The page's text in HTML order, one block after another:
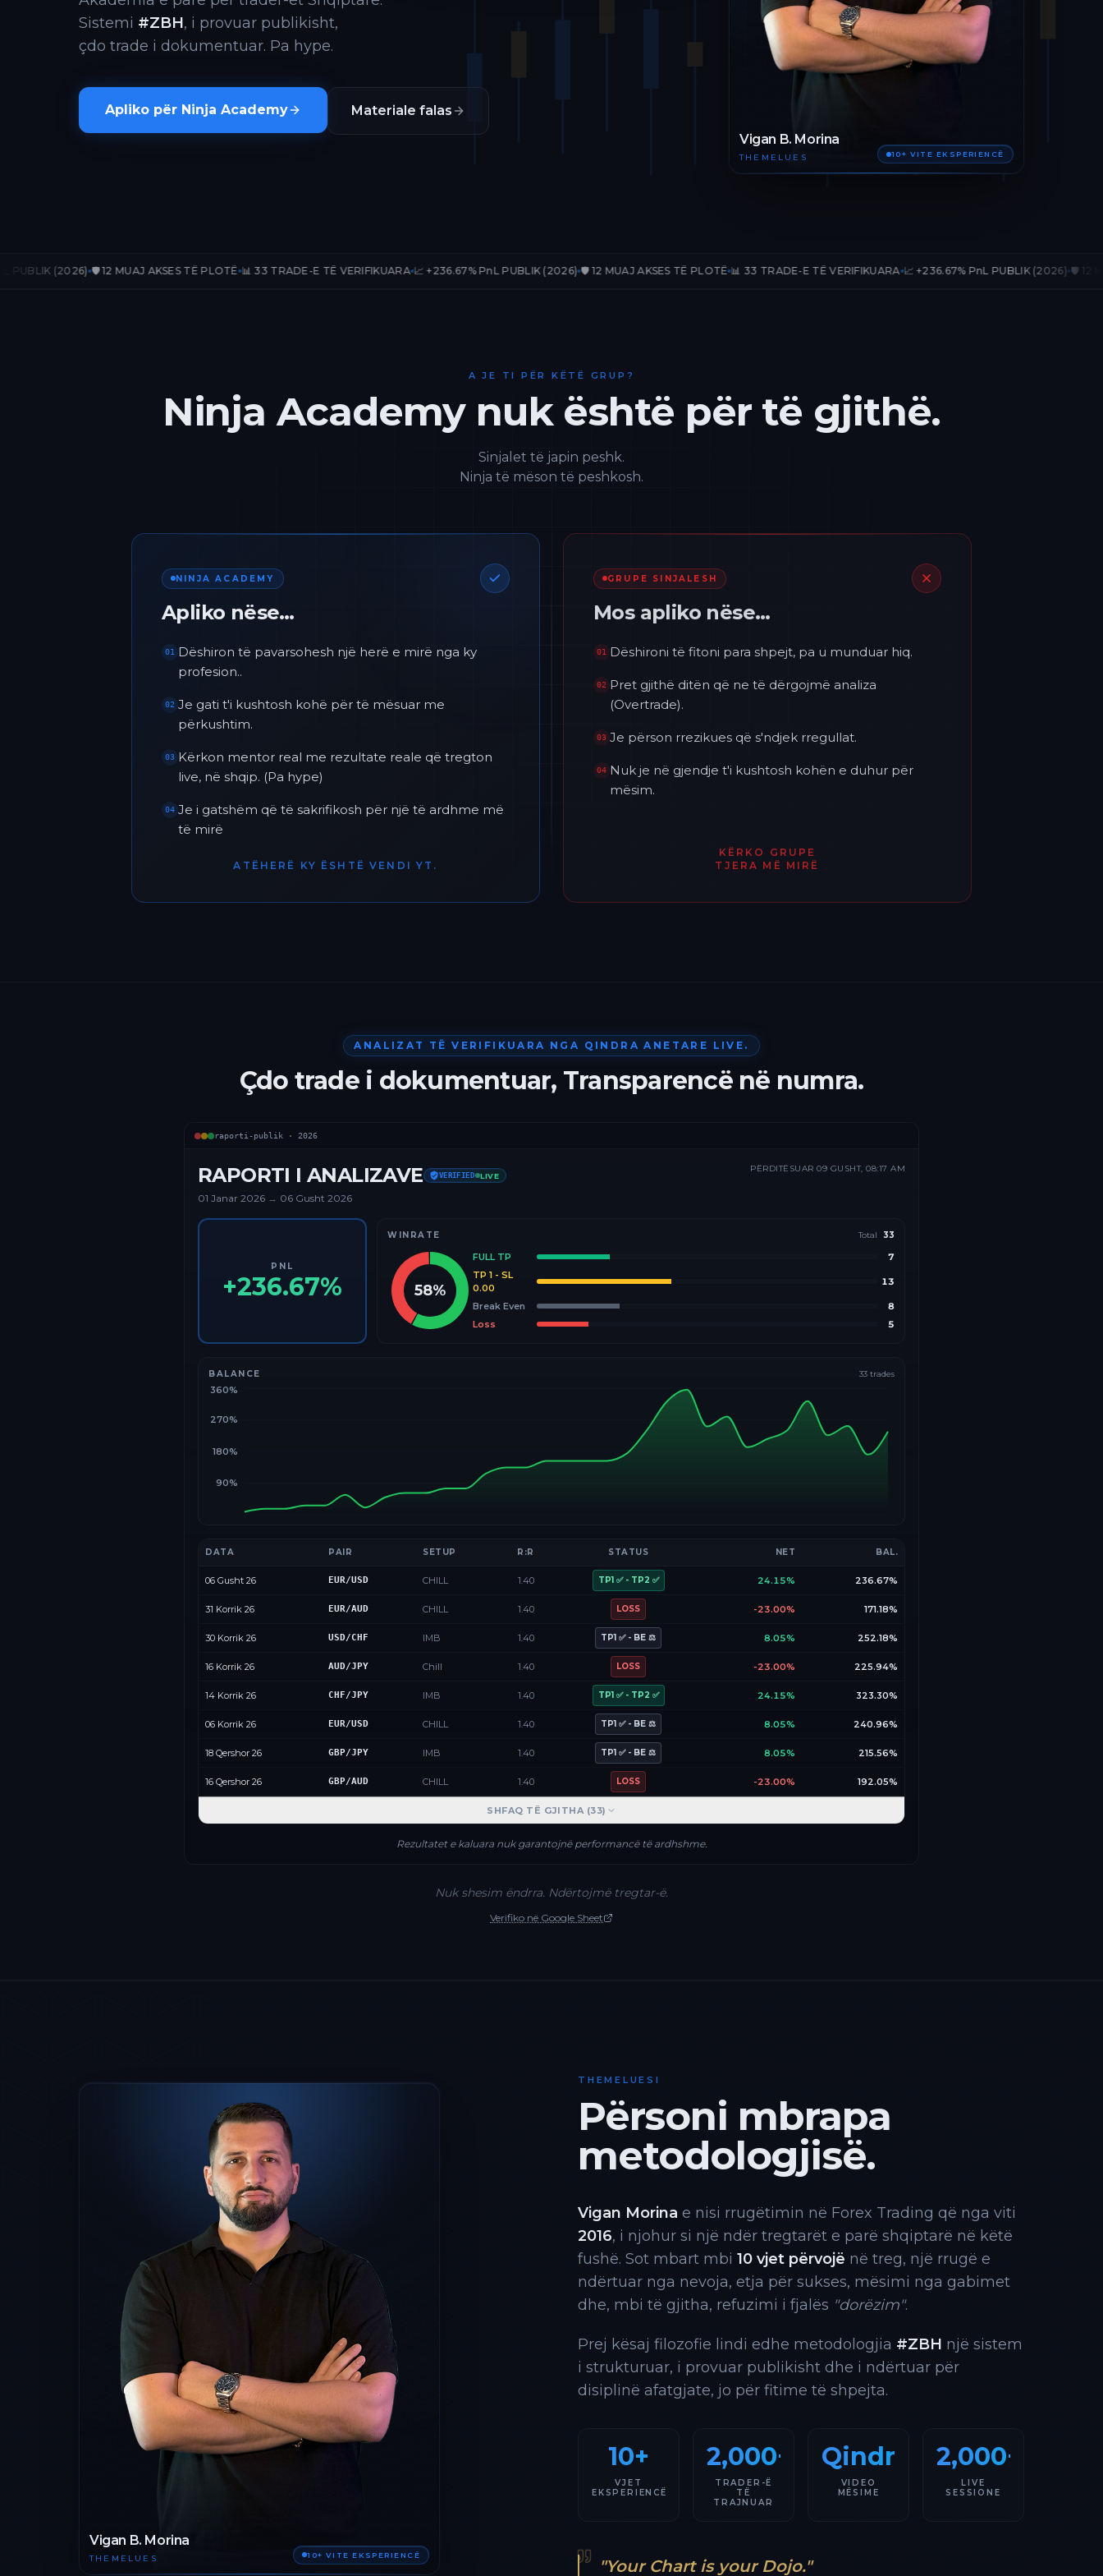
Vigan B. Morina
THEMELUES 10+ VITE EKSPERIENCË
Sistemi #ZBH, i provuar publikisht,
çdo trade i dokumentuar. Pa hype.
Apliko për Ninja Academy Materiale falas
🛡️ 12 MUAJ AKSES TË PLOTË 📊 33 TRADE-E TË VERIFIKUARA 📈 +236.67% PnL PUBLIK (2026) 🛡️ 12 MUAJ AKSES TË PLOTË 📊 33 TRADE-E TË VERIFIKUARA 📈 +236.67% PnL PUBLIK (2026) 🛡️ 12 MUAJ AKSES TË
A JE TI PËR KËTË GRUP?
Ninja Academy nuk është për të gjithë.
Sinjalet të japin peshk.
Ninja të mëson të peshkosh.
GRUPE SINJALESH
Mos apliko nëse…
01 Dëshironi të fitoni para shpejt, pa u munduar hiq.
02 Pret gjithë ditën që ne të dërgojmë analiza
(Overtrade).
03 Je përson rrezikues që s'ndjek rregullat.
04 Nuk je në gjendje t'i kushtosh kohën e duhur për
mësim.
KËRKO GRUPE
TJERA MË MIRË
NINJA ACADEMY
Apliko nëse…
01
Dëshiron të pavarsohesh një herë e mirë nga ky
profesion..
02 Je gati t'i kushtosh kohë për të mësuar me
përkushtim.
03 Kërkon mentor real me rezultate reale që tregton
live, në shqip. (Pa hype)
04 Je i gatshëm që të sakrifikosh për një të ardhme më
të mirë
ATËHERË KY ËSHTË VENDI YT.
ANALIZAT TË VERIFIKUARA NGA QINDRA ANETARE LIVE.
Çdo trade i dokumentuar, Transparencë në numra.
raporti-publik · 2026
RAPORTI I ANALIZAVE VERIFIED LIVE
01 Janar 2026 → 06 Gusht 2026
PËRDITËSUAR 09 GUSHT, 08:17 AM
PNL
+236.67%
WINRATE Total 33
58%
FULL TP
7
TP 1 - SL
0.00
13
Break Even
8
Loss
5
BALANCE 33 trades
90%
180%
270%
360%
DATA PAIR SETUP R:R STATUS NET BAL.
06 Gusht 26 EUR/USD CHILL 1.40 TP1 ✅ - TP2 ✅ 24.15% 236.67%
31 Korrik 26 EUR/AUD CHILL 1.40 LOSS -23.00% 171.18%
30 Korrik 26 USD/CHF IMB 1.40 TP1 ✅ - BE ⚖️ 8.05% 252.18%
16 Korrik 26 AUD/JPY Chill 1.40 LOSS -23.00% 225.94%
14 Korrik 26 CHF/JPY IMB 1.40 TP1 ✅ - TP2 ✅ 24.15% 323.30%
06 Korrik 26 EUR/USD CHILL 1.40 TP1 ✅ - BE ⚖️ 8.05% 240.96%
18 Qershor 26 GBP/JPY IMB 1.40 TP1 ✅ - BE ⚖️ 8.05% 215.56%
16 Qershor 26 GBP/AUD CHILL 1.40 LOSS -23.00% 192.05%
SHFAQ TË GJITHA (33)
Rezultatet e kaluara nuk garantojnë performancë të ardhshme.
Nuk shesim ëndrra. Ndërtojmë tregtar-ë.
Verifiko në Google Sheet
Vigan B. Morina
THEMELUES 10+ VITE EKSPERIENCË
THEMELUESI
Përsoni mbrapa
metodologjisë.
Vigan Morina e nisi rrugëtimin në Forex Trading që nga viti
2016, i njohur si një ndër tregtarët e parë shqiptarë në këtë
fushë. Sot mbart mbi 10 vjet përvojë në treg, një rrugë e
ndërtuar nga nevoja, etja për sukses, mësimi nga gabimet
dhe, mbi të gjitha, refuzimi i fjalës "dorëzim".
Prej kësaj filozofie lindi edhe metodologjia #ZBH një sistem
i strukturuar, i provuar publikisht dhe i ndërtuar për
disiplinë afatgjate, jo për fitime të shpejta.
10+
VJET
EKSPERIENCË
2,000+
TRADER-Ë
TË
TRAJNUAR
Qindra
VIDEO
MËSIME
2,000+
LIVE
SESSIONE
"Your Chart is your Dojo."